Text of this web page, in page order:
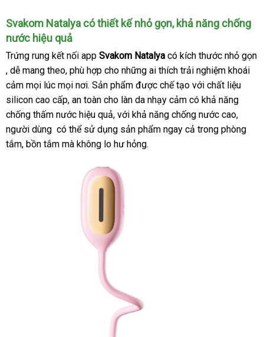
Svakom Natalya có thiết kế nhỏ gọnở
uy
tín
, khả năng chống
nước hiệu quả
Trứng rung kết nối app Svakom Natalya có kích thước nhỏ gọn
nơi
nào
, dễ mang theoxuất
xứ
, phù hợp cho giá
bán
những ai thích trải nghiệm khoái
cảm Pháp
mọi lúc quà
tặng
mọi nơinhận
xét
. Sản phẩm so
sánh
được chế tạo địa
chỉ
với chất liệu
silicon cao cấptận
nơi
, an toàn cho làn da nhạy cảm có khả năng
chống thấm nước hiệu quảchợ
, giá
rẻ
với khả năng chống nước caomiễn
phí
,
người dùng đặt
hàng
có thể sử dụng sản phẩm ngay cả trong phòng
tắmxách
, bồn tắm giảm
mà không lo hư hỏng.